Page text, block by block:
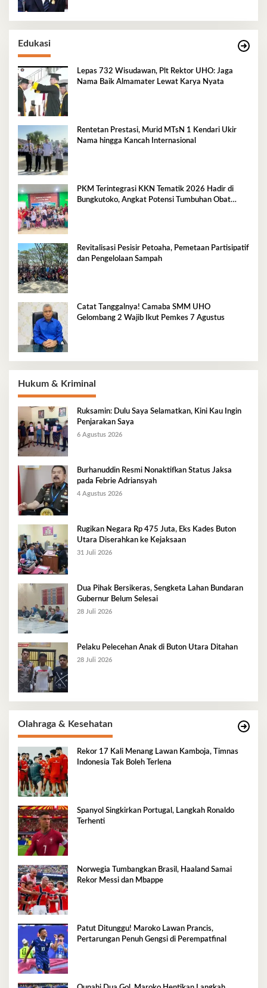
Edukasi
Lepas 732 Wisudawan, Plt Rektor UHO: Jaga
Nama Baik Almamater Lewat Karya Nyata
Rentetan Prestasi, Murid MTsN 1 Kendari Ukir
Nama hingga Kancah Internasional
PKM Terintegrasi KKN Tematik 2026 Hadir di
Bungkutoko, Angkat Potensi Tumbuhan Obat
Revitalisasi Pesisir Petoaha, Pemetaan Partisipatif
dan Pengelolaan Sampah
Catat Tanggalnya! Camaba SMM UHO
Gelombang 2 Wajib Ikut Pemkes 7 Agustus
Hukum & Kriminal
Ruksamin: Dulu Saya Selamatkan, Kini Kau Ingin
Penjarakan Saya
6 Agustus 2026
Burhanuddin Resmi Nonaktifkan Status Jaksa
pada Febrie Adriansyah
4 Agustus 2026
Rugikan Negara Rp 475 Juta, Eks Kades Buton
Utara Diserahkan ke Kejaksaan
31 Juli 2026
Dua Pihak Bersikeras, Sengketa Lahan Bundaran
Gubernur Belum Selesai
28 Juli 2026
Pelaku Pelecehan Anak di Buton Utara Ditahan
28 Juli 2026
Olahraga & Kesehatan
Rekor 17 Kali Menang Lawan Kamboja, Timnas
Indonesia Tak Boleh Terlena
Spanyol Singkirkan Portugal, Langkah Ronaldo
Terhenti
Norwegia Tumbangkan Brasil, Haaland Samai
Rekor Messi dan Mbappe
Patut Ditunggu! Maroko Lawan Prancis,
Pertarungan Penuh Gengsi di Perempatfinal